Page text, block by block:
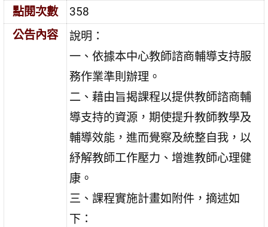
點閱次數
358
公告內容
說明：
一、依據本中心教師諮商輔導支持服
務作業準則辦理。
二、藉由旨揭課程以提供教師諮商輔
導支持的資源，期使提升教師教學及
輔導效能，進而覺察及統整自我，以
紓解教師工作壓力、增進教師心理健
康。
三、課程實施計畫如附件，摘述如
下：